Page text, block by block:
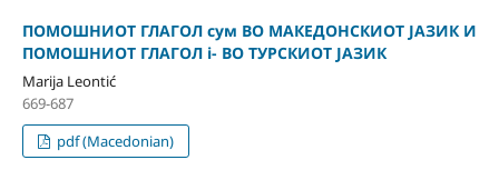
ПОМОШНИОТ ГЛАГОЛ сум ВО МАКЕДОНСКИОТ ЈАЗИК И
ПОМОШНИОТ ГЛАГОЛ i- ВО ТУРСКИОТ ЈАЗИК
Marija Leontić
669-687
pdf (Macedonian)